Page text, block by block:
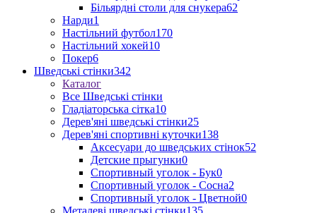
Більярдні столи для снукера62
Нарди1
Настільний футбол170
Настільний хокей10
Покер6
Шведські стінки342
Каталог
Все Шведські стінки
Гладіаторська сітка10
Дерев'яні шведські стінки25
Дерев'яні спортивні куточки138
Аксесуари до шведських стінок52
Детские прыгунки0
Спортивный уголок - Бук0
Спортивный уголок - Сосна2
Спортивный уголок - Цветной0
Металеві шведські стінки135